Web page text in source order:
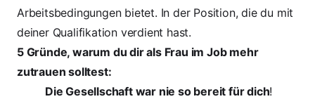
Arbeitsbedingungen bietet. In der Position, die du mit
deiner Qualifikation verdient hast.
5 Gründe, warum du dir als Frau im Job mehr
zutrauen solltest:
Die Gesellschaft war nie so bereit für dich!